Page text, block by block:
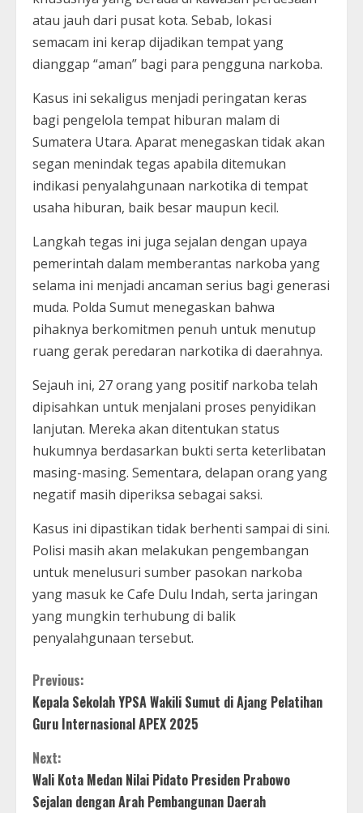
atau jauh dari pusat kota. Sebab, lokasi
semacam ini kerap dijadikan tempat yang
dianggap “aman” bagi para pengguna narkoba.
Kasus ini sekaligus menjadi peringatan keras
bagi pengelola tempat hiburan malam di
Sumatera Utara. Aparat menegaskan tidak akan
segan menindak tegas apabila ditemukan
indikasi penyalahgunaan narkotika di tempat
usaha hiburan, baik besar maupun kecil.
Langkah tegas ini juga sejalan dengan upaya
pemerintah dalam memberantas narkoba yang
selama ini menjadi ancaman serius bagi generasi
muda. Polda Sumut menegaskan bahwa
pihaknya berkomitmen penuh untuk menutup
ruang gerak peredaran narkotika di daerahnya.
Sejauh ini, 27 orang yang positif narkoba telah
dipisahkan untuk menjalani proses penyidikan
lanjutan. Mereka akan ditentukan status
hukumnya berdasarkan bukti serta keterlibatan
masing-masing. Sementara, delapan orang yang
negatif masih diperiksa sebagai saksi.
Kasus ini dipastikan tidak berhenti sampai di sini.
Polisi masih akan melakukan pengembangan
untuk menelusuri sumber pasokan narkoba
yang masuk ke Cafe Dulu Indah, serta jaringan
yang mungkin terhubung di balik
penyalahgunaan tersebut.
C
o
n
t
Previous:
Kepala Sekolah YPSA Wakili Sumut di Ajang Pelatihan
Guru Internasional APEX 2025
Next:
Wali Kota Medan Nilai Pidato Presiden Prabowo
Sejalan dengan Arah Pembangunan Daerah